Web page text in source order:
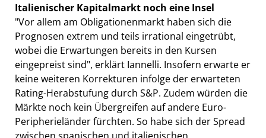
Italienischer Kapitalmarkt noch eine Insel
"Vor allem am Obligationenmarkt haben sich die
Prognosen extrem und teils irrational eingetrübt,
wobei die Erwartungen bereits in den Kursen
eingepreist sind", erklärt Iannelli. Insofern erwarte er
keine weiteren Korrekturen infolge der erwarteten
Rating-Herabstufung durch S&P. Zudem würden die
Märkte noch kein Übergreifen auf andere Euro-
Peripherieländer fürchten. So habe sich der Spread